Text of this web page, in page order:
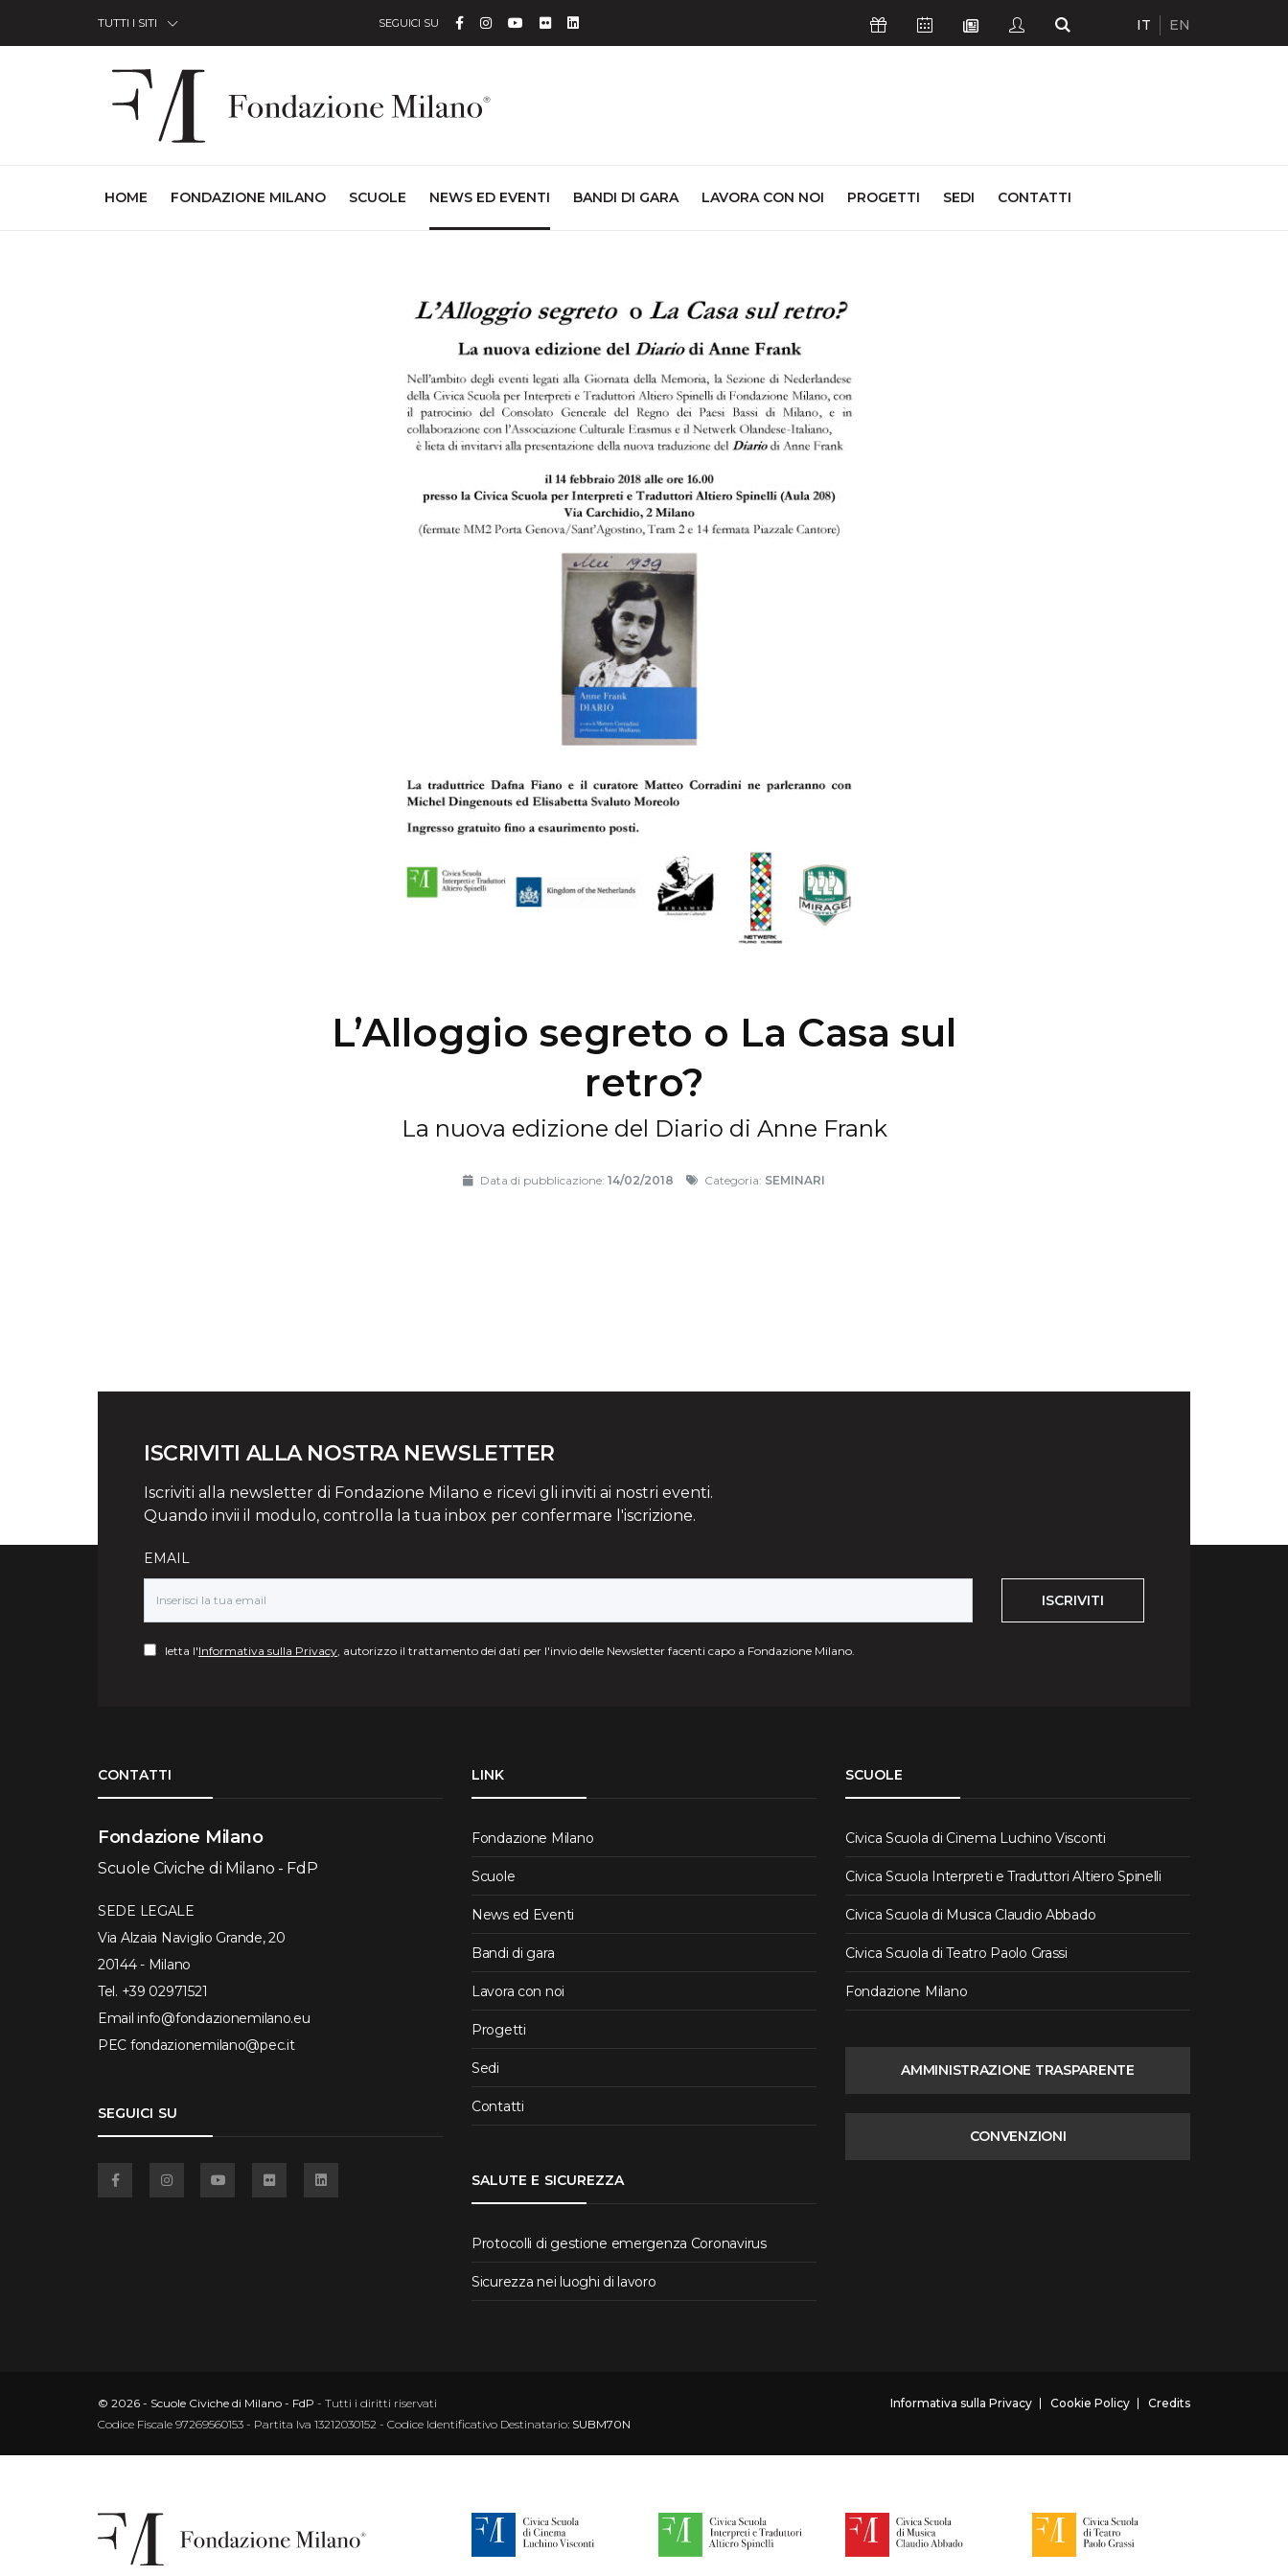
TUTTI I SITI SEGUICI SU Facebook
Instagram
YouTube
FlickrLinkedin Icona SostieniciIcona Calendario Eventi
Icona Newsletter
Icona StudentiIcona Cerca
IT EN
HOME (CURRENT)
FONDAZIONE MILANO SCUOLE NEWS ED EVENTI BANDI DI GARA LAVORA CON NOI PROGETTI SEDI CONTATTI
L’Alloggio segreto o La Casa sul
retro?
La nuova edizione del Diario di Anne Frank
Data di pubblicazione: 14/02/2018 Categoria: SEMINARI
ISCRIVITI ALLA NOSTRA NEWSLETTER
Iscriviti alla newsletter di Fondazione Milano e ricevi gli inviti ai nostri eventi.
Quando invii il modulo, controlla la tua inbox per confermare l'iscrizione.
EMAIL
ISCRIVITI
letta l'Informativa sulla Privacy, autorizzo il trattamento dei dati per l'invio delle Newsletter facenti capo a Fondazione Milano.
CONTATTI
Fondazione Milano
Scuole Civiche di Milano - FdP
SEDE LEGALE
Via Alzaia Naviglio Grande, 20
20144 - Milano
Tel. +39 02971521
Email info@fondazionemilano.eu
PEC fondazionemilano@pec.it
SEGUICI SU
LINK
Fondazione Milano
Scuole
News ed Eventi
Bandi di gara
Lavora con noi
Progetti
Sedi
Contatti
SALUTE E SICUREZZA
Protocolli di gestione emergenza Coronavirus
Sicurezza nei luoghi di lavoro
SCUOLE
Civica Scuola di Cinema Luchino Visconti
Civica Scuola Interpreti e Traduttori Altiero Spinelli
Civica Scuola di Musica Claudio Abbado
Civica Scuola di Teatro Paolo Grassi
Fondazione Milano
AMMINISTRAZIONE TRASPARENTE
CONVENZIONI
© 2026 - Scuole Civiche di Milano - FdP - Tutti i diritti riservati
Codice Fiscale 97269560153 - Partita Iva 13212030152 - Codice Identificativo Destinatario: SUBM70N
Informativa sulla Privacy Cookie Policy Credits